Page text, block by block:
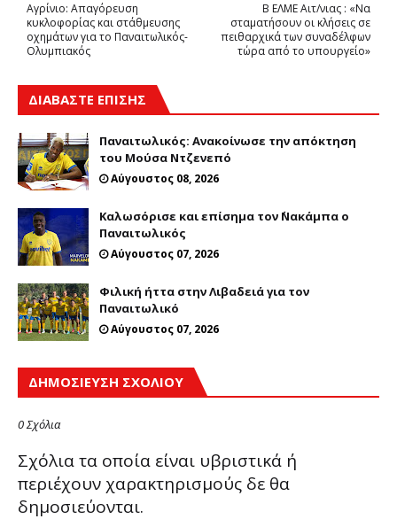
Β ΕΛΜΕ Αιτ/νιας : «Να
σταματήσουν οι κλήσεις σε
πειθαρχικά των συναδέλφων
τώρα από το υπουργείο»
Αγρίνιο: Απαγόρευση
κυκλοφορίας και στάθμευσης
οχημάτων για το Παναιτωλικός-
Ολυμπιακός
ΔΙΑΒΑΣΤΕ ΕΠΙΣΗΣ
Παναιτωλικός: Ανακοίνωσε την απόκτηση
του Μούσα Ντζενεπό
Αύγουστος 08, 2026
Καλωσόρισε και επίσημα τον ΄Νακάμπα ο
Παναιτωλικός
Αύγουστος 07, 2026
Φιλική ήττα στην Λιβαδειά για τον
Παναιτωλικό
Αύγουστος 07, 2026
ΔΗΜΟΣΊΕΥΣΗ ΣΧΟΛΊΟΥ
0 Σχόλια
Σχόλια τα οποία είναι υβριστικά ή
περιέχουν χαρακτηρισμούς δε θα
δημοσιεύονται.